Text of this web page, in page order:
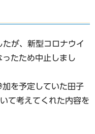
が、新型コロナウイ
たため中止しまし
を予定していた田子
て考えてくれた内容を